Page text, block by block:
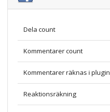
Dela count
Kommentarer count
Kommentarer räknas i plugin
Reaktionsräkning